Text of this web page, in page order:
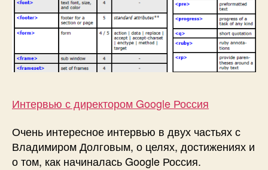
Интервью с директором Google Россия
Очень интересное интервью в двух частьях с
Владимиром Долговым, о целях, достижениях и
о том, как начиналась Google Россия.